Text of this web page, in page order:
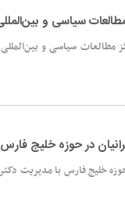
سیاسی و
مطالعات سیاسی و
در حوزه خلیج فارس
خلیج فارس با مدیریت